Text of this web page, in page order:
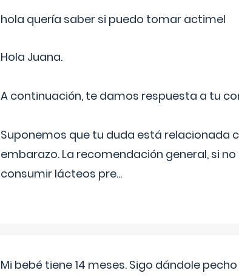
hola quería saber si puedo tomar actimel
Hola Juana.
A continuación, te damos respuesta a tu
Suponemos que tu duda está relacionada
embarazo. La recomendación general, si
consumir lácteos pre...
Mi bebé tiene 14 meses. Sigo dándole